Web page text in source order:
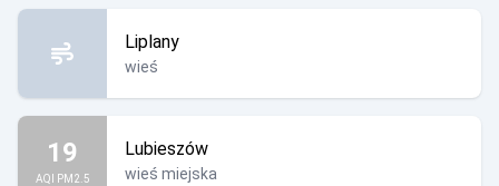
Liplany
wieś
19
AQI PM2.5
Lubieszów
wieś miejska